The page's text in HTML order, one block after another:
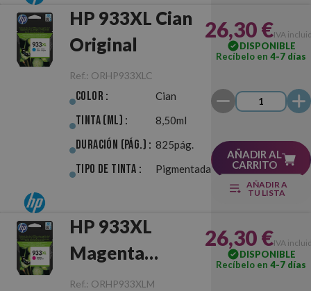
HP 933XL Cian
Original
Ref.: ORHP933XLC
Color : Cian
Tinta (ml) : 8,50ml
Duración (pág.) : 825pág.
Tipo de Tinta : Pigmentada
26,30 €IVA
DISPONIBLE
Recíbelo en 4-7 días
AÑADIR AL
CARRITO
AÑADIR A
TU LISTA
HP 933XL
Magenta
Original
Ref.: ORHP933XLM
26,30 €IVA
DISPONIBLE
Recíbelo en 4-7 días